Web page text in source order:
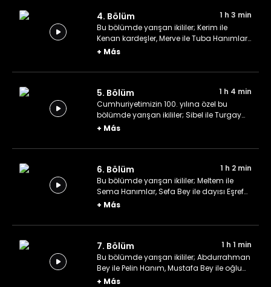
4. Bölüm
1 h 3 min
Bu bölümde yarışan ikililer; Kerim ile
Kenan kardeşler, Merve ile Tuba Hanımlar
ve Yıldız ile Önder çifti.
+ Más
5. Bölüm
1 h 4 min
Cumhuriyetimizin 100. yılına özel bu
bölümde yarışan ikililer; Sibel ile Turgay
çifti, Leyla Hanım ile oğlu Uğur Bey ve
+ Más
6. Bölüm
1 h 2 min
Bu bölümde yarışan ikililer; Meltem ile
Sema Hanımlar, Sefa Bey ile dayısı Eşref
Bey ve gelin-görümce ortaklığıyla Hilal ile
+ Más
7. Bölüm
1 h 1 min
Bu bölümde yarışan ikililer; Abdurrahman
Bey ile Pelin Hanım, Mustafa Bey ile oğlu
Fatih Bey ve üniversite öğrencileri Zeynep
+ Más